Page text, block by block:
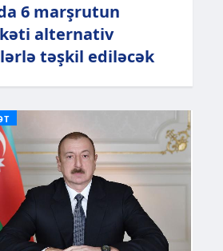
6 marşrutun
alternativ
təşkil ediləcək